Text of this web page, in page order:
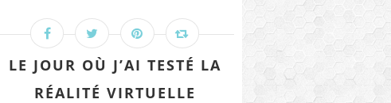
LE JOUR OÙ J’AI TESTÉ LA
RÉALITÉ VIRTUELLE